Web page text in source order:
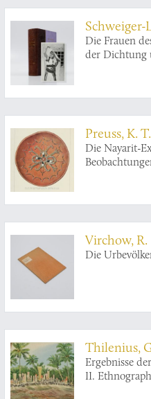
von
Die Frauen
der Dichtung
Preuss, K. T.
Die Nayarit-
Indianer in
Published].
Virchow, R.
Die
Thilenius,
Ergebnisse
II.